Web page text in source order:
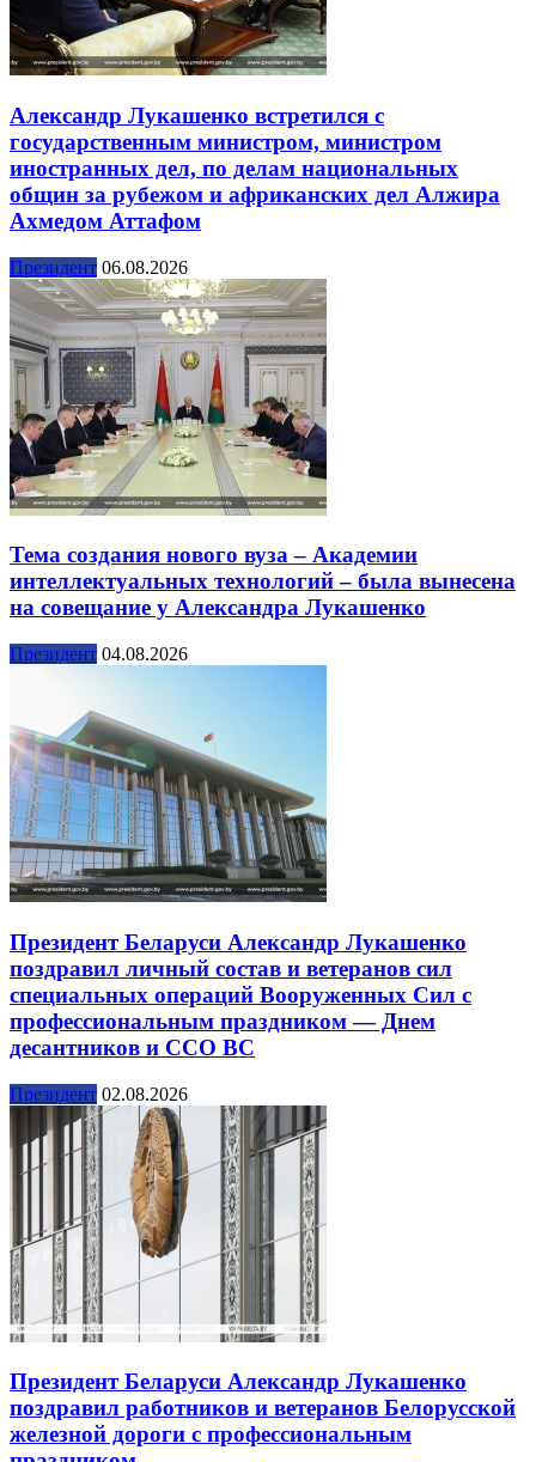
Александр Лукашенко встретился с
государственным министром, министром
иностранных дел, по делам национальных
общин за рубежом и африканских дел Алжира
Ахмедом Аттафом
Президент 06.08.2026
Тема создания нового вуза – Академии
интеллектуальных технологий – была вынесена
на совещание у Александра Лукашенко
Президент 04.08.2026
Президент Беларуси Александр Лукашенко
поздравил личный состав и ветеранов сил
специальных операций Вооруженных Сил с
профессиональным праздником — Днем
десантников и ССО ВС
Президент 02.08.2026
Президент Беларуси Александр Лукашенко
поздравил работников и ветеранов Белорусской
железной дороги с профессиональным